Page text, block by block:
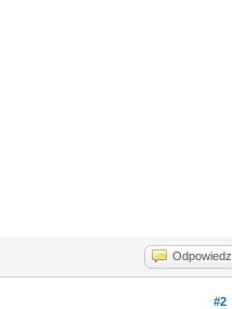
Odpowiedz
#2